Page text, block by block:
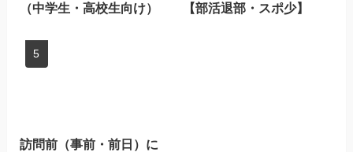
（中学生・高校生向け）
【部活退部・スポ少】
訪問前（事前・前日）に